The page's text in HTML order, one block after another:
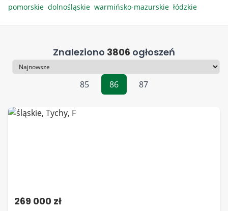
pomorskie dolnośląskie warmińsko-mazurskie łódzkie
Znaleziono 3806 ogłoszeń
Sortowanie
85
86 87
269 000 zł